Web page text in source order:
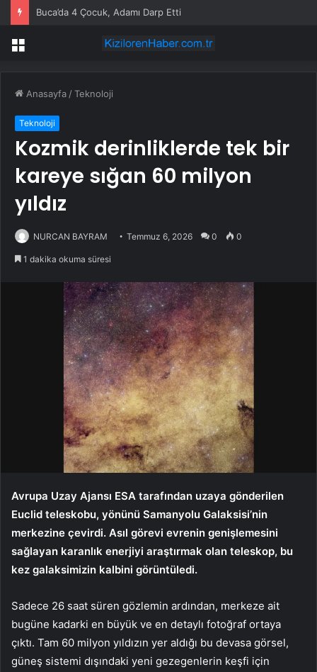
Buca’da 4 Çocuk, Adamı Darp Etti
Menü
Anasayfa /Teknoloji
Teknoloji
Kozmik derinliklerde tek bir
kareye sığan 60 milyon
yıldız
NURCAN BAYRAM Temmuz 6, 2026 0 0
1 dakika okuma süresi
Avrupa Uzay Ajansı ESA tarafından uzaya gönderilen
Euclid teleskobu, yönünü Samanyolu Galaksisi’nin
merkezine çevirdi. Asıl görevi evrenin genişlemesini
sağlayan karanlık enerjiyi araştırmak olan teleskop, bu
kez galaksimizin kalbini görüntüledi.
Sadece 26 saat süren gözlemin ardından, merkeze ait
bugüne kadarki en büyük ve en detaylı fotoğraf ortaya
çıktı. Tam 60 milyon yıldızın yer aldığı bu devasa görsel,
güneş sistemi dışındaki yeni gezegenlerin keşfi için